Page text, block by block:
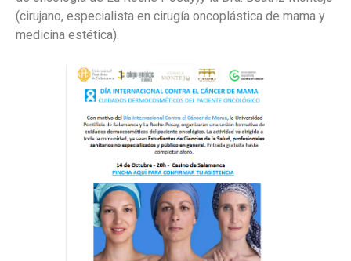
(cirujano, especialista en cirugía oncoplástica de mama y
medicina estética).